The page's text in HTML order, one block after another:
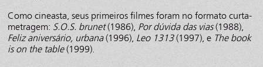
Como cineasta, seus primeiros filmes foram no formato curta-
metragem: S.O.S. brunet(1986), Por dúvida das vias(1988),
Feliz aniversário, urbana(1996), Leo 1313(1997), e The book
is on the table(1999).